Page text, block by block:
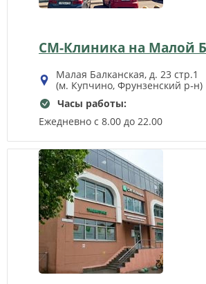
СМ-Клиника на Малой
Малая Балканская, д. 23 стр.1
(м. Купчино, Фрунзенский р‑н)
Часы работы:
Ежедневно с 8.00 до 22.00